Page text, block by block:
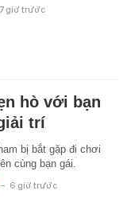
7 giờ trước
hò với bạn
trí
bị bắt gặp đi chơi
cùng bạn gái.
- 6 giờ trước